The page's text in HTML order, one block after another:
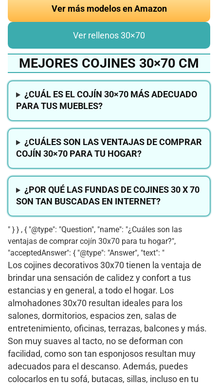
Ver más modelos en Amazon
Ver rellenos 30×70
MEJORES COJINES 30×70 CM
¿CUÁL ES EL COJÍN 30×70 MÁS ADECUADO
PARA TUS MUEBLES?
¿CUÁLES SON LAS VENTAJAS DE COMPRAR
COJÍN 30×70 PARA TU HOGAR?
¿POR QUÉ LAS FUNDAS DE COJINES 30 X 70
SON TAN BUSCADAS EN INTERNET?
" } } , { "@type": "Question", "name": "¿Cuáles son las
ventajas de comprar cojín 30x70 para tu hogar?",
"acceptedAnswer": { "@type": "Answer", "text": "
Los cojines decorativos 30x70 tienen la ventaja de
brindar una sensación de calidez y confort a tus
estancias y en general, a todo el hogar. Los
almohadones 30x70 resultan ideales para los
salones, dormitorios, espacios zen, salas de
entretenimiento, oficinas, terrazas, balcones y más.
Son muy suaves al tacto, no se deforman con
facilidad, como son tan esponjosos resultan muy
adecuados para el descanso. Además, puedes
colocarlos en tu sofá, butacas, sillas, incluso en tu